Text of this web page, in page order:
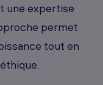
une expertise
permet
tout en